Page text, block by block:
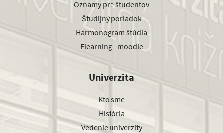
Oznamy pre študentov
Študijný poriadok
Harmonogram štúdia
Elearning - moodle
Univerzita
Kto sme
História
Vedenie univerzity